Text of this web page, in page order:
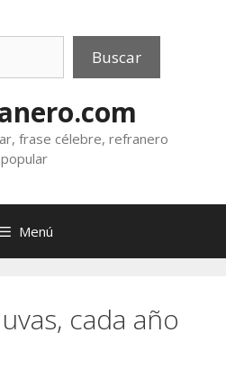
Buscar
frase célebre, refranero
popular
Menú
cada año